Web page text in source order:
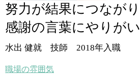
努力が結果につながり
感謝の言葉にやりがい
水出 健就 技師 2018年入職
職場の雰囲気